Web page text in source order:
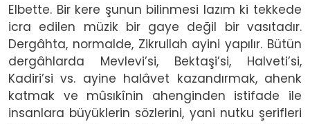
Elbette. Bir kere şunun bilinmesi lazım ki tekkede
icra edilen müzik bir gaye değil bir vasıtadır.
Dergâhta, normalde, Zikrullah ayini yapılır. Bütün
dergâhlarda Mevlevi’si, Bektaşi’si, Halveti’si,
Kadiri’si vs. ayine halâvet kazandırmak, ahenk
katmak ve mûsıkînin ahenginden istifade ile
insanlara büyüklerin sözlerini, yani nutku şerifleri